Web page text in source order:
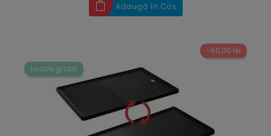
Adaugă în Coș
-60,00 lei
Livrare gratis